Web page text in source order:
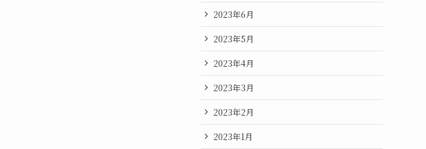
2023年6月
2023年5月
2023年4月
2023年3月
2023年2月
2023年1月